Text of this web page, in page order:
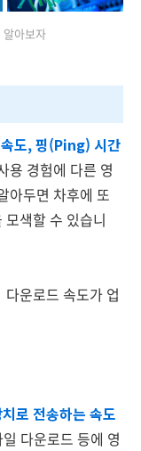
알아보자
도, 핑(Ping) 시간
용 경험에 다른 영
아두면 차후에 또
색할 수 있습니
운로드 속도가 업
로 전송하는 속도
다운로드 등에 영